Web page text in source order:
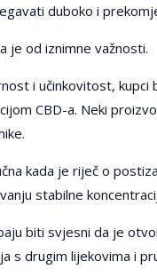
duboko i
je od iznimne važnosti.
i učinkovitost,
CBD-a. Neki
kada je riječ o
stabilne
biti svjesni da je
s drugim lijekovima i